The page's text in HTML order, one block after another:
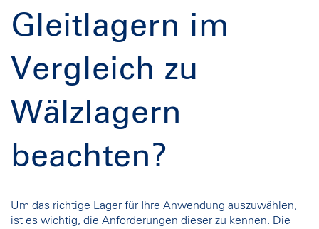
Gleitlagern im
Vergleich zu
Wälzlagern
beachten?
Um das richtige Lager für Ihre Anwendung auszuwählen,
ist es wichtig, die Anforderungen dieser zu kennen. Die